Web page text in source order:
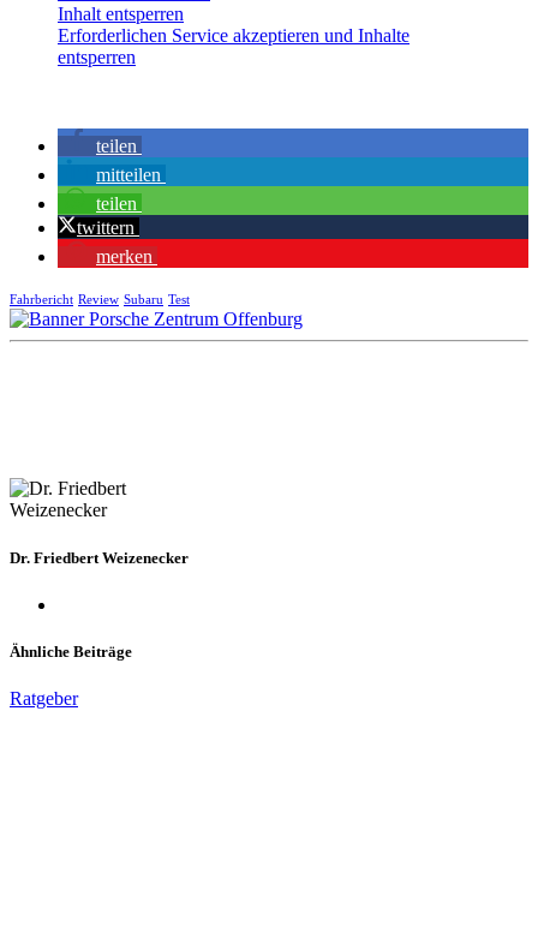
Inhalt entsperren
Erforderlichen Service akzeptieren und Inhalte
entsperren
teilen
mitteilen
teilen
twittern
merken
Fahrbericht Review Subaru Test
Dr. Friedbert Weizenecker
Ähnliche Beiträge
Ratgeber